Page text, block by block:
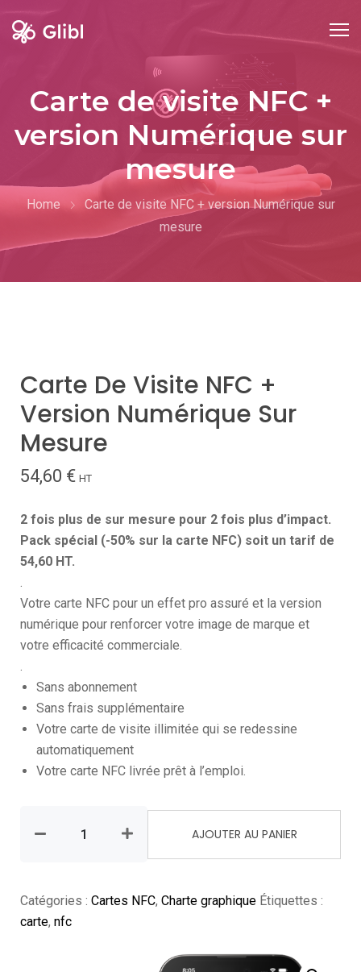
Carte de visite NFC +
version Numérique sur
mesure
Home
Carte de visite NFC + version Numérique sur
mesure
Carte De Visite NFC +
Version Numérique Sur
Mesure
54,60 € HT
2 fois plus de sur mesure pour 2 fois plus d’impact.
Pack spécial (-50% sur la carte NFC) soit un tarif de
54,60 HT.
.
Votre carte NFC pour un effet pro assuré et la version
numérique pour renforcer votre image de marque et
votre efficacité commerciale.
.
Sans abonnement
Sans frais supplémentaire
Votre carte de visite illimitée qui se redessine
automatiquement
Votre carte NFC livrée prêt à l’emploi.
AJOUTER AU PANIER
Catégories : Cartes NFC, Charte graphique Étiquettes :
carte, nfc